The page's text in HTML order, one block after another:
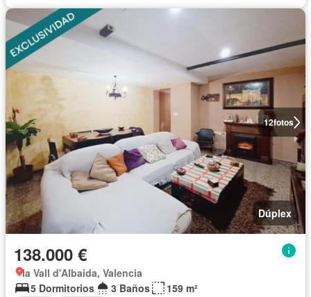
12fotos
Dúplex
138.000 €
la Vall d'Albaida, Valencia
5 Dormitorios
3 Baños
159 m²